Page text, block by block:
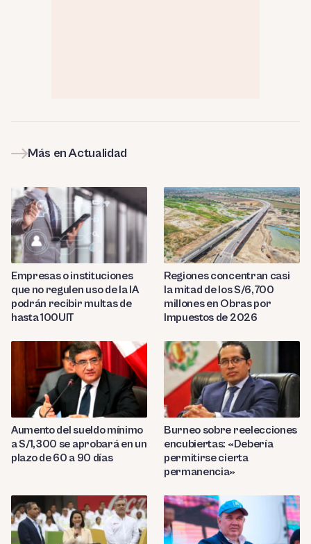
Más en Actualidad
Empresas o instituciones
que no regulen uso de la IA
podrán recibir multas de
hasta 100UIT
Regiones concentran casi
la mitad de los S/6,700
millones en Obras por
Impuestos de 2026
Aumento del sueldo mínimo
a S/1,300 se aprobará en un
plazo de 60 a 90 días
Burneo sobre reelecciones
encubiertas: «Debería
permitirse cierta
permanencia»